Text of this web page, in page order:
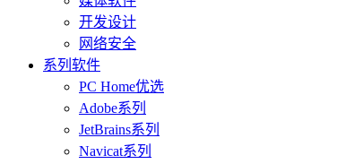
开发设计
网络安全
系列软件
PC Home优选
Adobe系列
JetBrains系列
Navicat系列